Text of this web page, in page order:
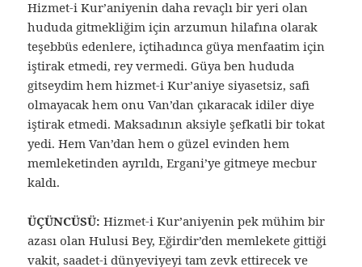
Hizmet-i Kur’aniyenin daha revaçlı bir yeri olan
hududa gitmekliğim için arzumun hilafına olarak
teşebbüs edenlere, içtihadınca güya menfaatim için
iştirak etmedi, rey vermedi. Güya ben hududa
gitseydim hem hizmet-i Kur’aniye siyasetsiz, safi
olmayacak hem onu Van’dan çıkaracak idiler diye
iştirak etmedi. Maksadının aksiyle şefkatli bir tokat
yedi. Hem Van’dan hem o güzel evinden hem
memleketinden ayrıldı, Ergani’ye gitmeye mecbur
kaldı.
ÜÇÜNCÜSÜ: Hizmet-i Kur’aniyenin pek mühim bir
azası olan Hulusi Bey, Eğirdir’den memlekete gittiği
vakit, saadet-i dünyeviyeyi tam zevk ettirecek ve